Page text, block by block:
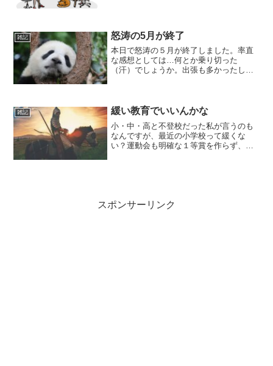
開けでしょうか。今年の目...
雑記 怒涛の5月が終了
本日で怒涛の５月が終了しました。率直
な感想としては…何とか乗り切った
（汗）でしょうか。出張も多かったしや
目指さない人が増えてきている...
雑記 緩い教育でいいんかな
小・中・高と不登校だった私が言うのも
なんですが、最近の小学校って緩くな
い？運動会も明確な１等賞を作らず、何
スポンサーリンク